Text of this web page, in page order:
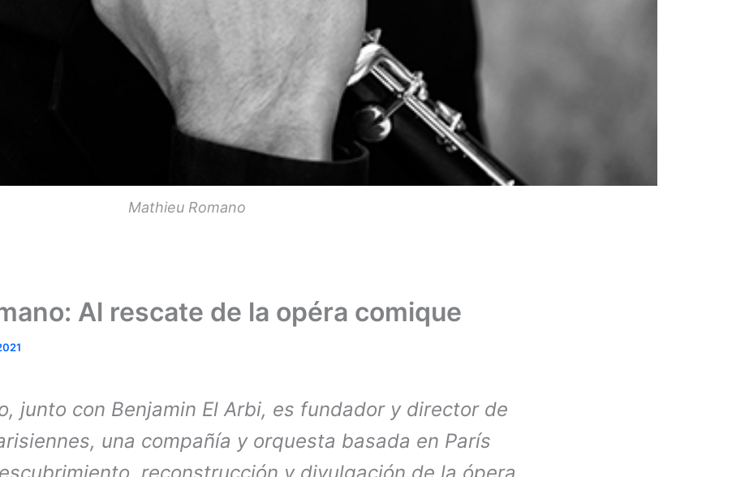
Mathieu Romano
Al rescate de la opéra comique
junto con Benjamin El Arbi, es fundador y director de
una compañía y orquesta basada en París